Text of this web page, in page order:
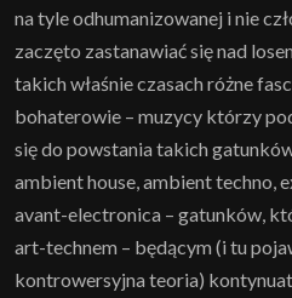
na tyle odhumanizowanej i nie
zaczęto zastanawiać się nad
takich właśnie czasach różne
bohaterowie – muzycy którzy
się do powstania takich
ambient house, ambient techno,
avant-electronica – gatunków,
art-technem – będącym (i tu
kontrowersyjna teoria)